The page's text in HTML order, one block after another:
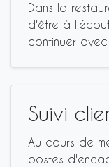
Dans la
d'être à
continuer
Suivi
Au cours de
postes